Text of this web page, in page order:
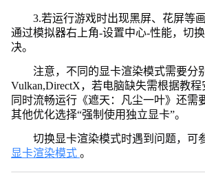
3.若运行游戏时出现黑屏、花屏等
通过模拟器右上角-设置中心-性能，切
决。
注意，不同的显卡渲染模式需要分
Vulkan,DirectX，若电脑缺失需根据教程
同时流畅运行《遮天：凡尘一叶》还需
其他优化选择“强制使用独立显卡”。
切换显卡渲染模式时遇到问题，可
显卡渲染模式 。